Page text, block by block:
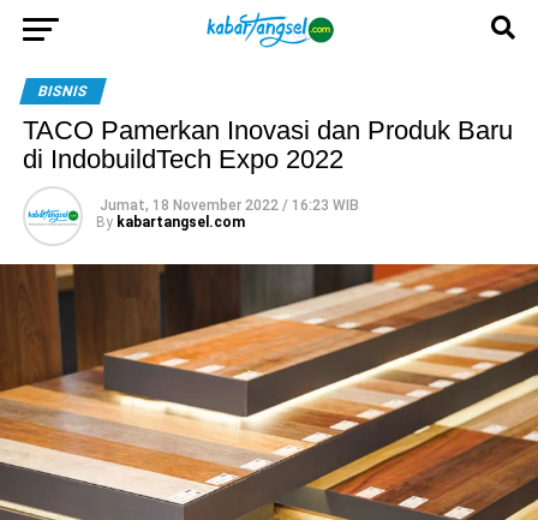
BISNIS
TACO Pamerkan Inovasi dan Produk Baru
di IndobuildTech Expo 2022
Jumat, 18 November 2022 / 16:23 WIB
By kabartangsel.com